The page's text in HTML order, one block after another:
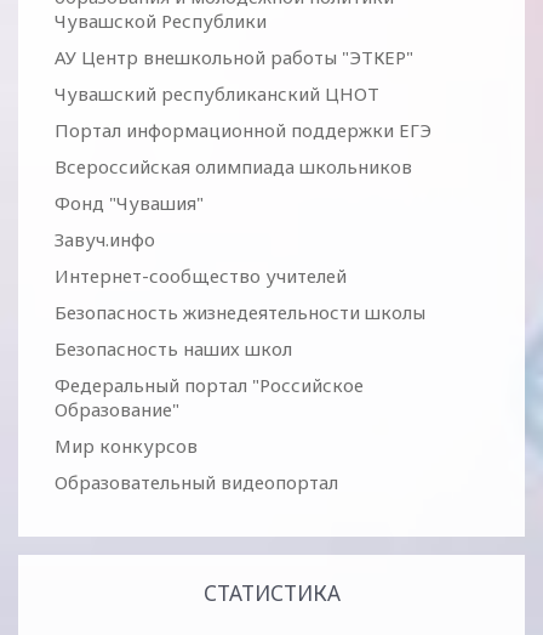
Чувашской Республики
АУ Центр внешкольной работы "ЭТКЕР"
Чувашский республиканский ЦНОТ
Портал информационной поддержки ЕГЭ
Всероссийская олимпиада школьников
Фонд "Чувашия"
Завуч.инфо
Интернет-сообщество учителей
Безопасность жизнедеятельности школы
Безопасность наших школ
Федеральный портал "Российское
Образование"
Мир конкурсов
Образовательный видеопортал
СТАТИСТИКА